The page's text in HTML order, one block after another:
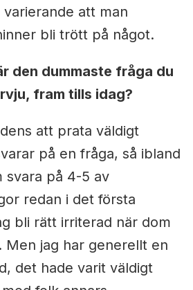
att man
bli trött på något.
den dummaste fråga du
fram tills idag?
att prata väldigt
på en fråga, så ibland
svara på 4-5 av
redan i det första
bli rätt irriterad när dom
Men jag har generellt en
det hade varit väldigt